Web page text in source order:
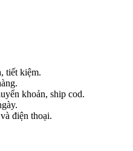
tiết kiệm.
khoản, ship cod.
điện thoại.